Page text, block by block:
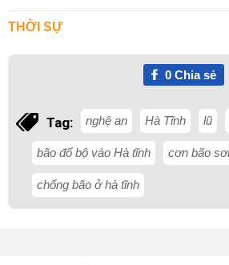
THỜI SỰ
0Chia sẻ
Tag: nghệ an Hà Tĩnh lũ
bão đổ bộ vào Hà tĩnh cơn bão
chống bão ở hà tĩnh